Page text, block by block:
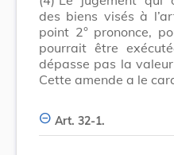
des biens visés à
point 2° prononce,
pourrait être
dépasse pas la
Cette amende a le
Art. 32-1.